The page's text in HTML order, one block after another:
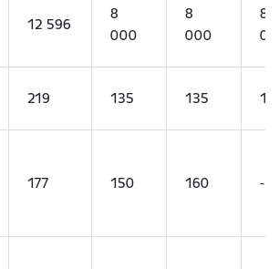
12 596
8
000
8
000
8
219 135 135
177 150 160 -